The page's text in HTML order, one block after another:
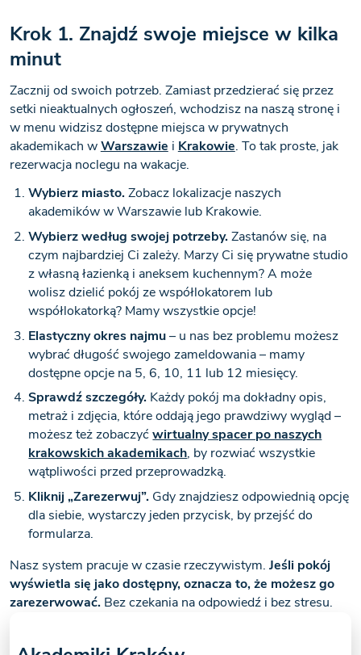
Krok 1. Znajdź swoje miejsce w kilka
minut
Zacznij od swoich potrzeb. Zamiast przedzierać się przez
setki nieaktualnych ogłoszeń, wchodzisz na naszą stronę i
w menu widzisz dostępne miejsca w prywatnych
akademikach wWarszawie i Krakowie. To tak proste, jak
rezerwacja noclegu na wakacje.
Wybierz miasto.Zobacz lokalizacje naszych
akademików w Warszawie lub Krakowie.
Wybierz według swojej potrzeby.Zastanów się, na
czym najbardziej Ci zależy. Marzy Ci się prywatne studio
z własną łazienką i aneksem kuchennym? A może
wolisz dzielić pokój ze współlokatorem lub
współlokatorką? Mamy wszystkie opcje!
Elastyczny okres najmu– u nas bez problemu możesz
wybrać długość swojego zameldowania – mamy
dostępne opcje na 5, 6, 10, 11 lub 12 miesięcy.
Sprawdź szczegóły. Każdy pokój ma dokładny opis,
metraż i zdjęcia, które oddają jego prawdziwy wygląd –
możesz też zobaczyćwirtualny spacer po naszych
krakowskich akademikach, by rozwiać wszystkie
wątpliwości przed przeprowadzką.
Kliknij „Zarezerwuj”. Gdy znajdziesz odpowiednią opcję
dla siebie, wystarczy jeden przycisk, by przejść do
formularza.
Nasz system pracuje w czasie rzeczywistym. Jeśli pokój
wyświetla się jako dostępny, oznacza to, że możesz go
zarezerwować.Bez czekania na odpowiedź i bez stresu.